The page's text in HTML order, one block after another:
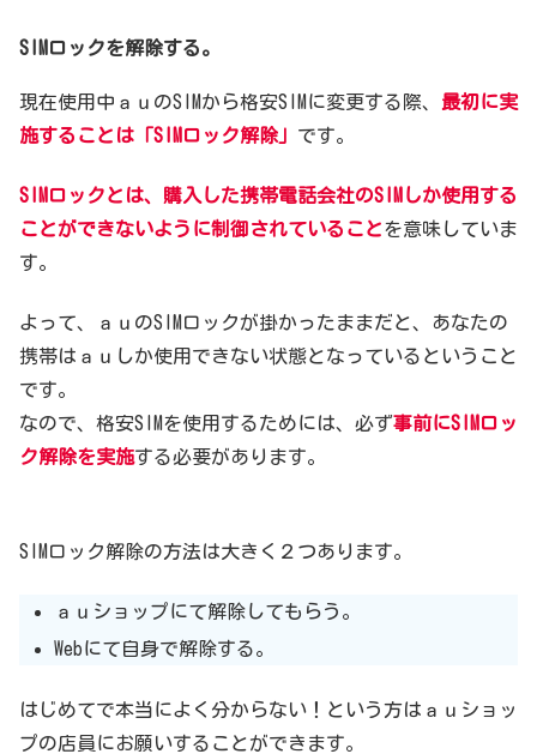
SIMロックを解除する。
現在使用中ａｕのSIMから格安SIMに変更する際、 最初に実
施することは「SIMロック解除」 です。
SIMロックとは、購入した携帯電話会社のSIMしか使用する
ことができないように制御されていることを意味していま
す。
よって、ａｕのSIMロックが掛かったままだと、あなたの
携帯はａｕしか使用できない状態となっているということ
です。
なので、格安SIMを使用するためには、必ず事前にSIMロッ
ク解除を実施する必要があります。
SIMロック解除の方法は大きく２つあります。
ａｕショップにて解除してもらう。
Webにて自身で解除する。
はじめてで本当によく分からない！という方はａｕショッ
プの店員にお願いすることができます。